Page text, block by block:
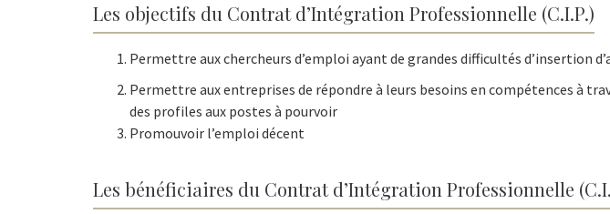
Les objectifs du Contrat d’Intégration Professionnelle (C.I.P.)
Permettre aux chercheurs d’emploi ayant de grandes difficultés d’insertion
Permettre aux entreprises de répondre à leurs besoins en compétences à
des profiles aux postes à pourvoir
Promouvoir l’emploi décent
Les bénéficiaires du Contrat d’Intégration Professionnelle